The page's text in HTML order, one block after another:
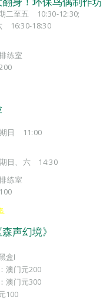
二至五 10:30-12:30;
16:30-18:30
练室
日 11:00
日、六 14:30
练室
声幻境》
盒I
澳门元200
澳门元300
100